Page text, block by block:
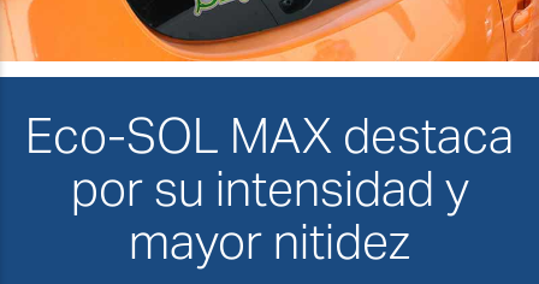
Eco-SOL MAX destaca
por su intensidad y
mayor nitidez